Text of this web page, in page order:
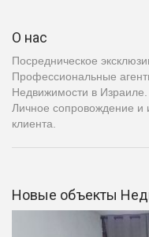
О нас
Посредническое
Профессиональные
Недвижимости в
Личное сопровождение и
клиента.
Новые объекты